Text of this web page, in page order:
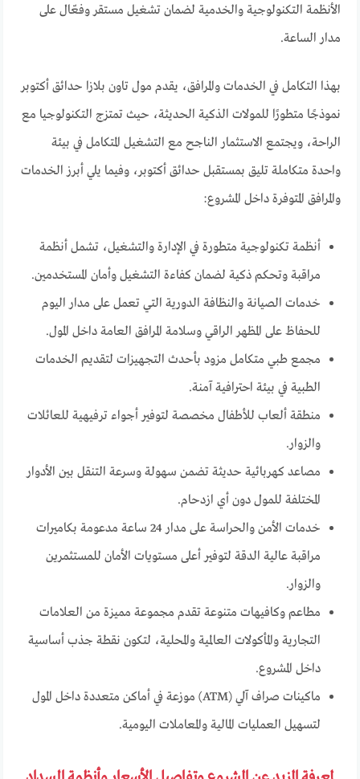
الأنظمة التكنولوجية والخدمية لضمان تشغيل مستقر وفعّال على
مدار الساعة.
بهذا التكامل في الخدمات والمرافق، يقدم مول تاون بلازا حدائق أكتوبر
نموذجًا متطورًا للمولات الذكية الحديثة، حيث تمتزج التكنولوجيا مع
الراحة، ويجتمع الاستثمار الناجح مع التشغيل المتكامل في بيئة
واحدة متكاملة تليق بمستقبل حدائق أكتوبر، وفيما يلي أبرز الخدمات
والمرافق المتوفرة داخل المشروع:
أنظمة تكنولوجية متطورة في الإدارة والتشغيل، تشمل أنظمة
مراقبة وتحكم ذكية لضمان كفاءة التشغيل وأمان المستخدمين.
خدمات الصيانة والنظافة الدورية التي تعمل على مدار اليوم
للحفاظ على المظهر الراقي وسلامة المرافق العامة داخل المول.
مجمع طبي متكامل مزود بأحدث التجهيزات لتقديم الخدمات
الطبية في بيئة احترافية آمنة.
منطقة ألعاب للأطفال مخصصة لتوفير أجواء ترفيهية للعائلات
والزوار.
مصاعد كهربائية حديثة تضمن سهولة وسرعة التنقل بين الأدوار
المختلفة للمول دون أي ازدحام.
خدمات الأمن والحراسة على مدار 24 ساعة مدعومة بكاميرات
مراقبة عالية الدقة لتوفير أعلى مستويات الأمان للمستثمرين
والزوار.
مطاعم وكافيهات متنوعة تقدم مجموعة مميزة من العلامات
التجارية والمأكولات العالمية والمحلية، لتكون نقطة جذب أساسية
داخل المشروع.
ماكينات صراف آلي (ATM) موزعة في أماكن متعددة داخل المول
لتسهيل العمليات المالية والمعاملات اليومية.